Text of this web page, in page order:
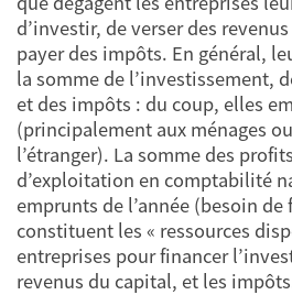
d’investir, de verser des
payer des impôts. En général,
la somme de l’investissement,
et des impôts : du coup, elles
(principalement aux ménages
l’étranger). La somme des
d’exploitation en comptabilité
emprunts de l’année (besoin de
constituent les « ressources
entreprises pour financer
revenus du capital, et les